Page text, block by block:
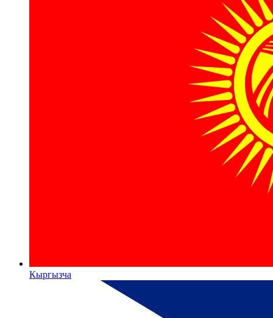
Кыргызча